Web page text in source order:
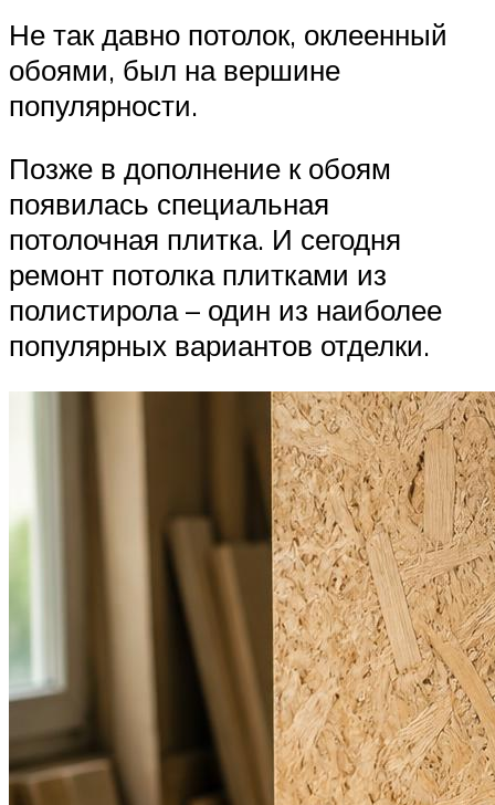
Не так давно потолок, оклеенный
обоями, был на вершине
популярности.
Позже в дополнение к обоям
появилась специальная
потолочная плитка. И сегодня
ремонт потолка плитками из
полистирола – один из наиболее
популярных вариантов отделки.